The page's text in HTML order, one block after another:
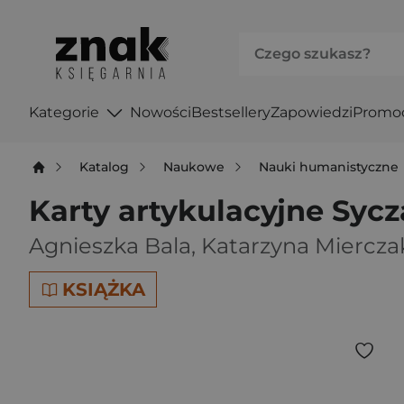
Kategorie NowościBestselleryZapowiedzi
Katalog Naukowe Nauki humanistyczne
Karty artykulacyjne
Agnieszka Bala, Katarzyna
KSIĄŻKA